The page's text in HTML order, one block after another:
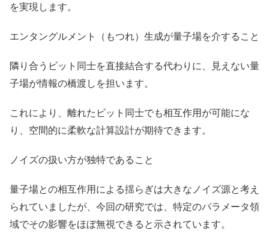
を実現します。
エンタングルメント（もつれ）生成が量子場を介すること
隣り合うビット同士を直接結合する代わりに、見えない量
子場が情報の橋渡しを担います。
これにより、離れたビット同士でも相互作用が可能にな
り、空間的に柔軟な計算設計が期待できます。
ノイズの扱い方が独特であること
量子場との相互作用による揺らぎは大きなノイズ源と考え
られていましたが、今回の研究では、特定のパラメータ領
域でその影響をほぼ無視できると示されています。